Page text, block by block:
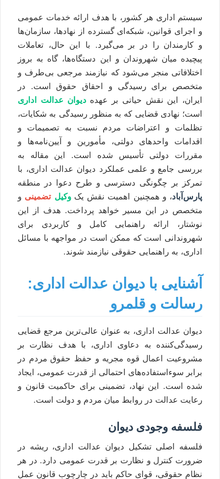
سیستم اداری هر کشور، با هدف ارائه خدمات عمومی
و اجرای قوانین، شبکه‌ای گسترده از نهادها، سازمان‌ها
و کارمندان را در بر می‌گیرد. با این حال، تعاملات
پیچیده میان شهروندان و این دستگاه‌ها، گاه به بروز
اختلافاتی منجر می‌شود که نیازمند مرجعی بی‌طرف و
متخصص برای رسیدگی و احقاق حقوق است. در
ایران، این نقش حیاتی بر عهدهدیوان عدالت اداری
است؛ نهادی قضایی که به منظور رسیدگی به شکایات،
تظلمات و اعتراضات مردم نسبت به تصمیمات و
اقدامات واحدهای دولتی، مأمورین و آیین‌نامه‌ها و
مقررات دولتی تأسیس شده است. این مقاله به
بررسی جامع و علمی عملکرد دیوان عدالت اداری، با
تمرکز بر چگونگی دسترسی و طرح دعوا در منطقه
پارس‌آباد، و همچنین اهمیت نقش یکوکیل تضمینی و
متخصص در این مسیر خواهد پرداخت. هدف از این
نوشتار، ارائه راهنمایی کامل و کاربردی برای
شهروندانی است که ممکن است در مواجهه با مسائل
اداری، به راهنمایی حقوقی نیازمند شوند.
آشنایی با دیوان عدالت اداری:
رسالت و قلمرو
دیوان عدالت اداری، به عنوان عالی‌ترین مرجع قضایی
رسیدگی‌کننده به دعاوی اداری، با هدف نظارت بر
مشروعیت اعمال قوه مجریه و حفظ حقوق مردم در
برابر سوءاستفاده‌های احتمالی از قدرت عمومی، ایجاد
شده است. این نهاد، تضمینی برای حاکمیت قانون و
رعایت عدالت در روابط میان مردم و دولت است.
فلسفه وجودی دیوان
فلسفه اصلی تشکیل دیوان عدالت اداری، ریشه در
ضرورت کنترل و نظارت بر قدرت عمومی دارد. در هر
نظام حقوقی، قوای حاکم باید در چارچوب قانون عمل